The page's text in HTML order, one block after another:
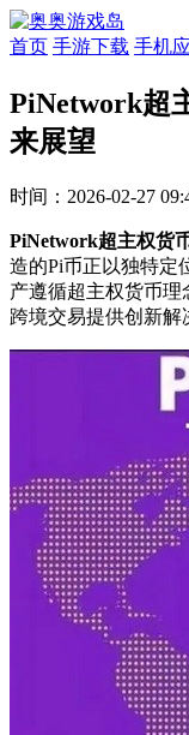
首页 手游下载 手机
PiNetwork超
来展望
时间：2026-02-27
PiNetwork超主权货
造的Pi币正以独特定
产遵循超主权货币
跨境交易提供创新解